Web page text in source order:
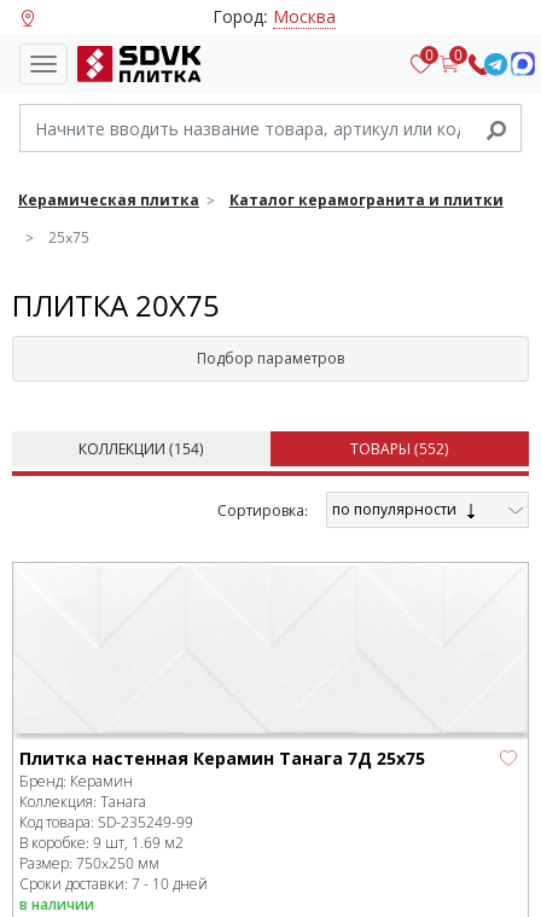
Город: Москва
0 0
Керамическая плитка
Каталог керамогранита и плитки
25x75
ПЛИТКА 20X75
Подбор параметров
КОЛЛЕКЦИИ (154) ТОВАРЫ (552)
Cортировка: по популярности
Плитка настенная Керамин Танага 7Д 25х75
Бренд: Керамин
Коллекция: Танага
Код товара: SD-235249-99
В коробке: 9 шт, 1.69 м2
Размер: 750x250 мм
Сроки доставки: 7 - 10 дней
в наличии